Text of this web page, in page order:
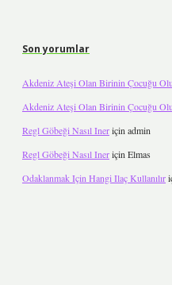
Son yorumlar
Akdeniz Ateşi Olan Birinin Çocuğu
Akdeniz Ateşi Olan Birinin Çocuğu
Regl Göbeği Nasıl Ineriçin admin
Regl Göbeği Nasıl Ineriçin Elmas
Odaklanmak Için Hangi Ilaç Kullanılır